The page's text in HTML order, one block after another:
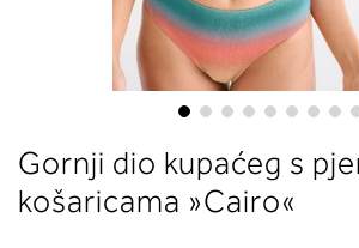
to
the
beginning
Gornji dio kupaćeg s
košaricama »Cairo«
boste
ustreza vaši
stolpcu, ki
obsegom.